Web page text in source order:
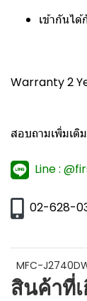
เข้ากันไ
Warranty 2
สอบถามเพิ่มเติม
Line :
02-628-
MFC-
สินค้าที่